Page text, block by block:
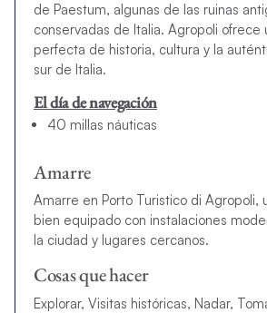
de Paestum, algunas de las ruinas
conservadas de Italia. Agropoli ofrece
perfecta de historia, cultura y la
sur de Italia.
El día de navegación
40 millas náuticas
Amarre
Amarre en Porto Turistico di Agropoli,
bien equipado con instalaciones
la ciudad y lugares cercanos.
Cosas que hacer
Explorar, Visitas históricas, Nadar,